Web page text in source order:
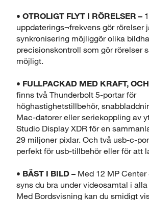
• OTROLIGT FLYT I RÖRELSER –
uppdaterings¬frekvens gör rörelser
synkronisering möjliggör olika
precisionskontroll som gör rörelser
möjligt.
• FULLPACKAD MED KRAFT,
finns två Thunderbolt 5-portar för
höghastighetstillbehör,
Mac-datorer eller seriekoppling av
Studio Display XDR för en
29 miljoner pixlar. Och två usb-c-
perfekt för usb-tillbehör eller för att
• BÄST I BILD – Med 12 MP
syns du bra under videosamtal i
Med Bordsvisning kan du smidigt